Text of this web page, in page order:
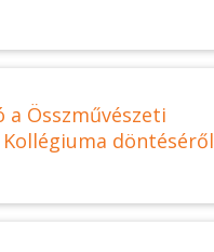
a Összművészeti
döntéséről